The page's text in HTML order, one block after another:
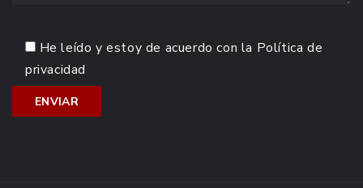
He leído y estoy de acuerdo con la Política de
privacidad